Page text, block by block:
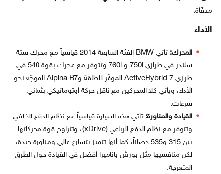
مدفّأة.
الأداء
المحرك:
تأتي BMW الفئة السابعة 2014 قياسياً مع محرك ستة
سلندر في طرازي 750i و 760i وتتوفر مع محرك بقوة 540 في
طرازي ActiveHybrid 7 الموفّر للطاقة وAlpina B7 الموجّه نحو
الأداء، ويأتي كلا المحركين مع ناقل حركة أوتوماتيكي بثماني
سرعات.
القيادة والمناورة: تأتي هذه السيارة قياسياً مع نظام الدفع الخلفي
وتتوفر مع نظام الدفع الرباعي (xDrive)، وتتراوح قوة محركاتها
بين 315 و535 حصاناً، كما أنها تتميز بتسارع عالي ومناورة جيدة،
لكن منافسيها مثل بورش باناميرا أفضل في القيادة حول الطرق
المتعرجة.